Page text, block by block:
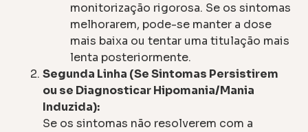
monitorização rigorosa. Se os sintomas
melhorarem, pode-se manter a dose
mais baixa ou tentar uma titulação mais
lenta posteriormente.
Segunda Linha (Se Sintomas Persistirem
ou se Diagnosticar Hipomania/Mania
Induzida):
Se os sintomas não resolverem com a